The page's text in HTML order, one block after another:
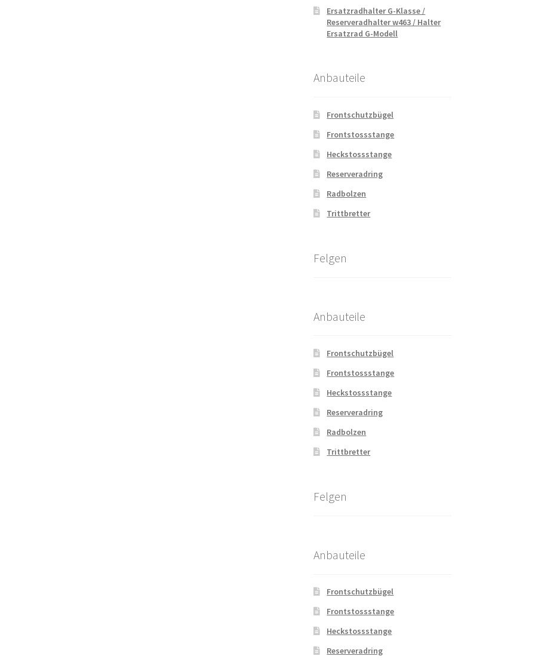
Ersatzradhalter G-Klasse /
Reserveradhalter w463 / Halter
Ersatzrad G-Modell
Anbauteile
Frontschutzbügel
Frontstossstange
Heckstossstange
Reserveradring
Radbolzen
Trittbretter
Felgen
Anbauteile
Frontschutzbügel
Frontstossstange
Heckstossstange
Reserveradring
Radbolzen
Trittbretter
Felgen
Anbauteile
Frontschutzbügel
Frontstossstange
Heckstossstange
Reserveradring